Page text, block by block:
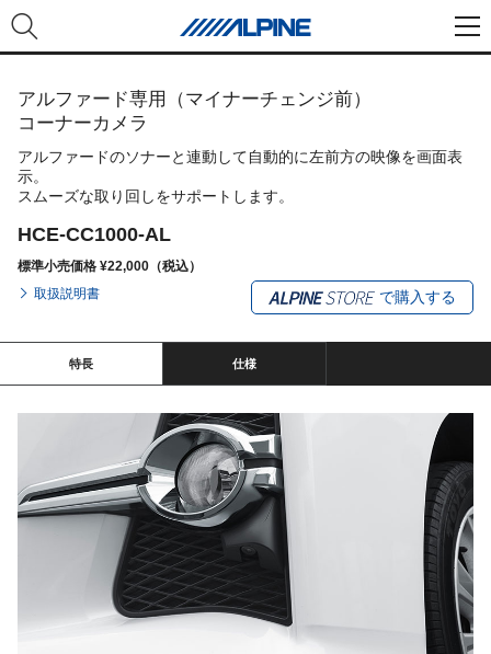
アルファード専用（マイナーチェンジ前）
コーナーカメラ
アルファードのソナーと連動して自動的に左前方の映像を画面表
示。
スムーズな取り回しをサポートします。
HCE-CC1000-AL
標準小売価格 ¥22,000（税込）
取扱説明書
で購入する
特長 仕様